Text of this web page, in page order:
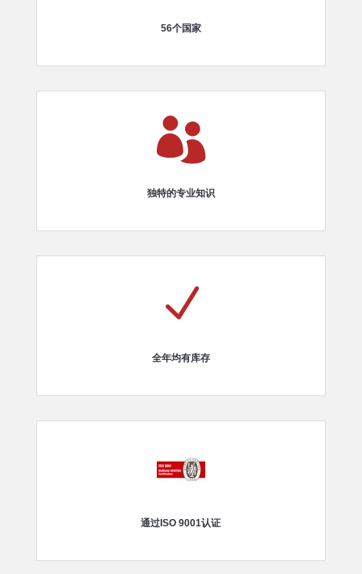
56个国家

独特的专业知识
N
全年均有库存
通过ISO 9001认证